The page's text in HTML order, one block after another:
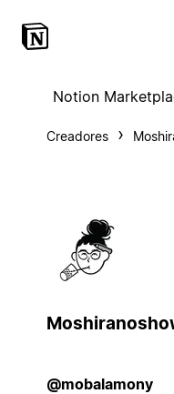
Notion
Creadores
@mobalamony